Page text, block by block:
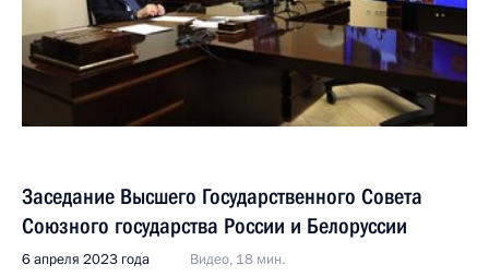
Заседание Высшего Государственного Совета
Союзного государства России и Белоруссии
6 апреля 2023 года Видео, 18 мин.